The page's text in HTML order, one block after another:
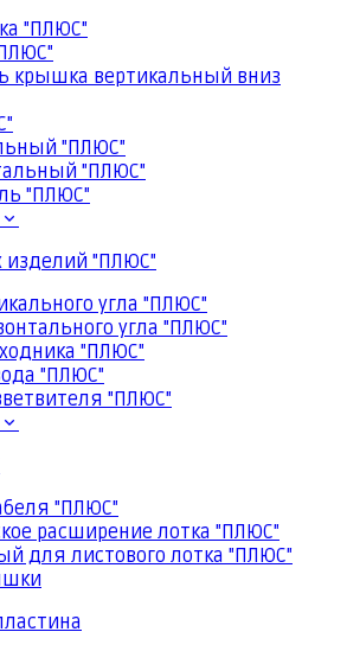
"ПЛЮС"
крышка вертикальный вниз
"ПЛЮС"
"ПЛЮС"
"ПЛЮС"
"ПЛЮС"
угла "ПЛЮС"
угла "ПЛЮС"
"ПЛЮС"
"ПЛЮС"
"ПЛЮС"
"ПЛЮС"
расширение лотка "ПЛЮС"
для листового лотка "ПЛЮС"